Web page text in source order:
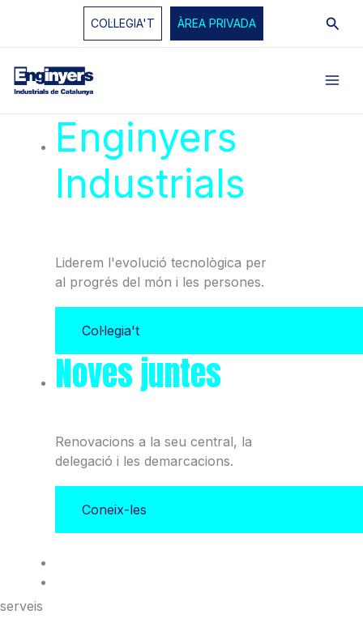
COL·LEGIA'T ÀREA PRIVADA
Enginyers
Industrials
Liderem l'evolució tecnològica per
al progrés del món i les persones.
Col·legia't
Noves juntes
Renovacions a la seu central, la
delegació i les demarcacions.
Coneix-les
serveis